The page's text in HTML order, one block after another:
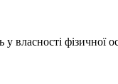
у власності